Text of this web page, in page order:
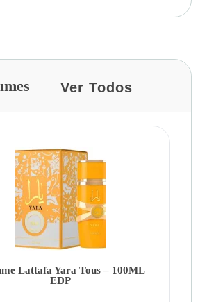
Ver Todos
Lattafa Yara Tous – 100ML
EDP